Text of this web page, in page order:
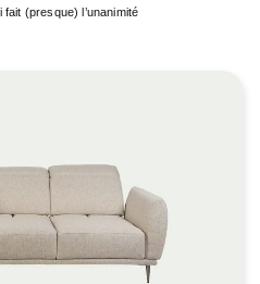
(presque) l’unanimité